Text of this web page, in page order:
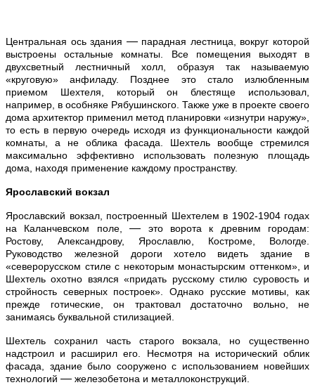
Центральная ось здания —парадная лестница, вокруг которой
выстроены остальные комнаты. Все помещения выходят в
двухсветный лестничный холл, образуя так называемую
«круговую» анфиладу. Позднее это стало излюбленным
приемом Шехтеля, который он блестяще использовал,
например, в особняке Рябушинского. Также уже в проекте своего
дома архитектор применил метод планировки «изнутри наружу»,
то есть в первую очередь исходя из функциональности каждой
комнаты, а не облика фасада. Шехтель вообще стремился
максимально эффективно использовать полезную площадь
дома, находя применение каждому пространству.
Ярославский вокзал
Ярославский вокзал, построенный Шехтелем в 1902-1904 годах
на Каланчевском поле,— это ворота к древним городам:
Ростову, Александрову, Ярославлю, Костроме, Вологде.
Руководство железной дороги хотело видеть здание в
«северорусском стиле с некоторым монастырским оттенком», и
Шехтель охотно взялся «придать русскому стилю суровость и
стройность северных построек». Однако русские мотивы, как
прежде готические, он трактовал достаточно вольно, не
занимаясь буквальной стилизацией.
Шехтель сохранил часть старого вокзала, но существенно
надстроил и расширил его. Несмотря на исторический облик
фасада, здание было сооружено с использованием новейших
технологий — железобетона и металлоконструкций.